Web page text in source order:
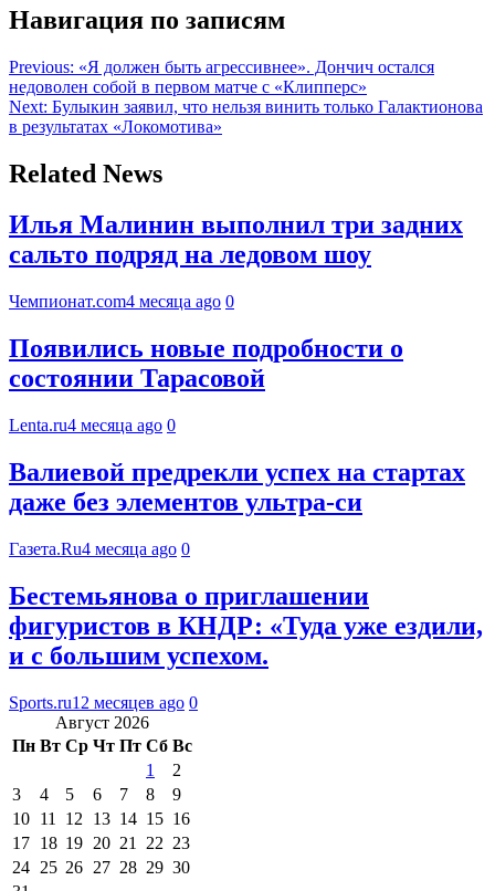
Навигация по записям
Previous: «Я должен быть агрессивнее». Дончич остался
недоволен собой в первом матче с «Клипперс»
Next: Булыкин заявил, что нельзя винить только Галактионова
в результатах «Локомотива»
Related News
Илья Малинин выполнил три задних
сальто подряд на ледовом шоу
Чемпионат.com4 месяца ago 0
Появились новые подробности о
состоянии Тарасовой
Lenta.ru4 месяца ago 0
Валиевой предрекли успех на стартах
даже без элементов ультра-си
Газета.Ru4 месяца ago 0
Бестемьянова о приглашении
фигуристов в КНДР: «Туда уже ездили,
и с большим успехом.
Sports.ru12 месяцев ago 0
Август 2026
Пн Вт Ср Чт Пт Сб Вс
1
2
3
4 5 6 7 8
9
10 11 12 13 14 15 16
17 18 19 20 21 22 23
24 25 26 27 28 29 30